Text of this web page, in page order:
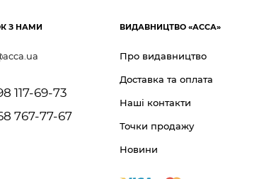
З НАМИ
117-69-73
767-77-67
ВИДАВНИЦТВО «АССА»
Про видавництво
Доставка та оплата
Наші контакти
Точки продажу
Новини